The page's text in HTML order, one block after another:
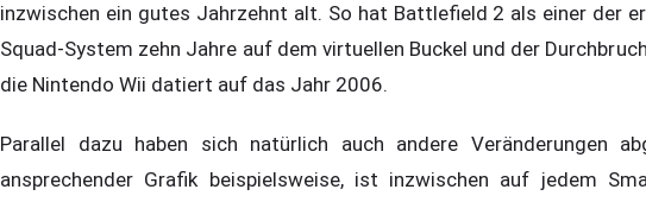
inzwischen ein gutes Jahrzehnt alt. So hat Battlefield 2 als einer der
Squad-System zehn Jahre auf dem virtuellen Buckel und der
die Nintendo Wii datiert auf das Jahr 2006.
Parallel dazu haben sich natürlich auch andere Veränderungen
ansprechender Grafik beispielsweise, ist inzwischen auf jedem